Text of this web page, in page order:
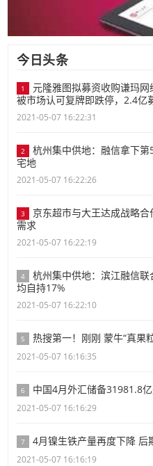
今日头条
1
元隆雅图拟募资收购谦玛
被市场认可复牌即跌停，2.4亿
2021-05-07 16:22:31
2
杭州集中供地：融信拿下
宅地
2021-05-07 16:22:26
3
京东超市与大王达成战略
需求
2021-05-07 16:22:19
4
杭州集中供地：滨江融信
均自持17%
2021-05-07 16:22:10
5 热搜第一！刚刚 蒙牛“真果
2021-05-07 16:16:35
6 中国4月外汇储备31981.8
2021-05-07 16:16:29
7 4月镍生铁产量再度下降 后
2021-05-07 16:16:19